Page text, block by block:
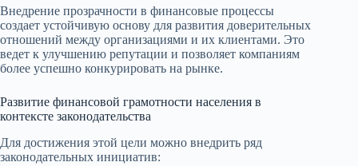
Внедрение прозрачности в финансовые процессы
создает устойчивую основу для развития доверительных
отношений между организациями и их клиентами. Это
ведет к улучшению репутации и позволяет компаниям
более успешно конкурировать на рынке.
Развитие финансовой грамотности населения в
контексте законодательства
Для достижения этой цели можно внедрить ряд
законодательных инициатив: